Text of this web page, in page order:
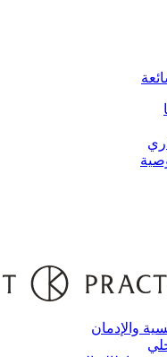
والإدمان